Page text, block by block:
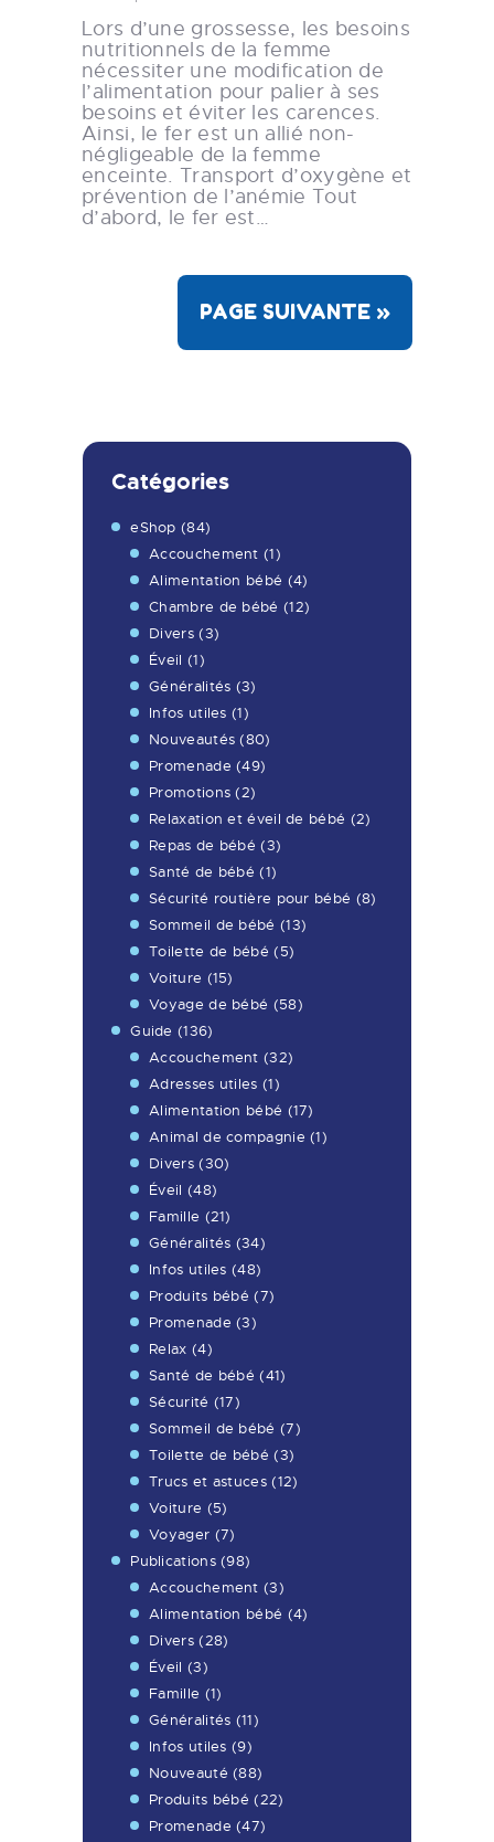
Lors d’une grossesse, les besoins
nutritionnels de la femme
nécessiter une modification de
l’alimentation pour palier à ses
besoins et éviter les carences.
Ainsi, le fer est un allié non-
négligeable de la femme
enceinte. Transport d’oxygène et
prévention de l’anémie Tout
d’abord, le fer est…
Catégories
eShop (84)
Accouchement (1)
Alimentation bébé (4)
Chambre de bébé (12)
Divers(3)
Éveil (1)
Généralités (3)
Infos utiles (1)
Nouveautés (80)
Promenade (49)
Promotions (2)
Relaxation et éveil de bébé (2)
Repas de bébé (3)
Santé de bébé (1)
Sécurité routière pour bébé (8)
Sommeil de bébé (13)
Toilette de bébé (5)
Voiture (15)
Voyage de bébé (58)
Guide (136)
Accouchement (32)
Adresses utiles (1)
Alimentation bébé (17)
Animal de compagnie (1)
Divers(30)
Éveil (48)
Famille (21)
Généralités (34)
Infos utiles (48)
Produits bébé (7)
Promenade (3)
Relax (4)
Santé de bébé (41)
Sécurité (17)
Sommeil de bébé (7)
Toilette de bébé (3)
Trucs et astuces(12)
Voiture (5)
Voyager (7)
Publications(98)
Accouchement (3)
Alimentation bébé (4)
Divers(28)
Éveil (3)
Famille (1)
Généralités (11)
Infos utiles (9)
Nouveauté (88)
Produits bébé (22)
Promenade (47)